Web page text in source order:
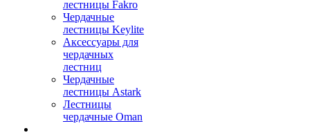
лестницы Fakro
Чердачные
лестницы Keylite
Аксессуары для
чердачных
лестниц
Чердачные
лестницы Astark
Лестницы
чердачные Oman